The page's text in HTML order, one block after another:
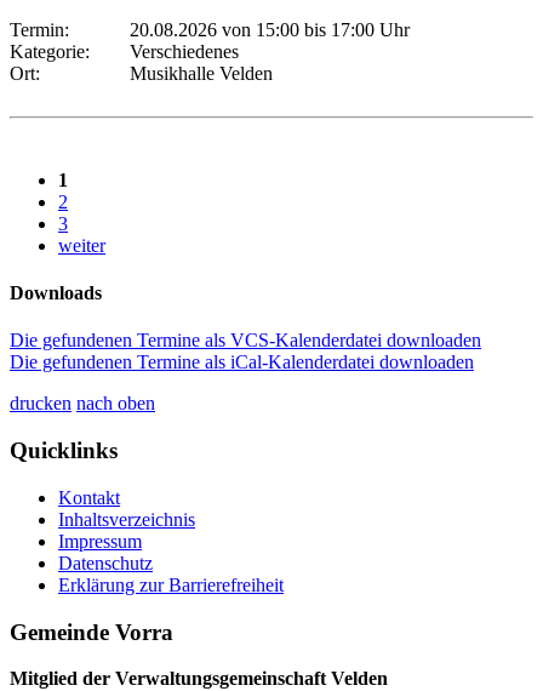
Termin:
20.08.2026 von 15:00 bis 17:00 Uhr
Kategorie:
Verschiedenes
Ort:
Musikhalle Velden
1
2
3
weiter
Downloads
Die gefundenen Termine als VCS-Kalenderdatei downloaden
Die gefundenen Termine als iCal-Kalenderdatei downloaden
drucken nach oben
Quicklinks
Kontakt
Inhaltsverzeichnis
Impressum
Datenschutz
Erklärung zur Barrierefreiheit
Gemeinde Vorra
Mitglied der Verwaltungsgemeinschaft Velden